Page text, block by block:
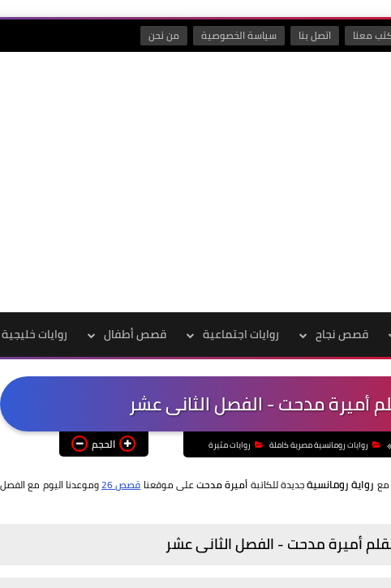
معنا اتصل بنا سياسة الخصوصية من نحن
قصص نجاح روايات اجتماعية قصص أطفال روايات خليجية
أميرة مدحت - الفصل الثانى عشر
روايات رومانسية مصرية كاملة روايات مثيرة الحجم
مع رواية رومانسيةجديدة للكاتبةأميرة مدحتعلى موقعناقصص 26
وموعدنا اليوم مع الفصل
بقلم أميرة مدحت - الفصلالثانى عشر